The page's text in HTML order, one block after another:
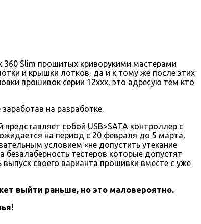
360 Slim прошитых криворукими мастерами
и крышки лотков, да и к тому же после этих
прошивок серии 12ххх, это адресую тем кто
на разработке.
собой USB>SATA контроллер с
на период с 20 февраля до 5 марта,
условием «не допустить утекание
тестеров которые допустят
своего варианта прошивки вместе с уже
выйти раньше, но это маловероятно.